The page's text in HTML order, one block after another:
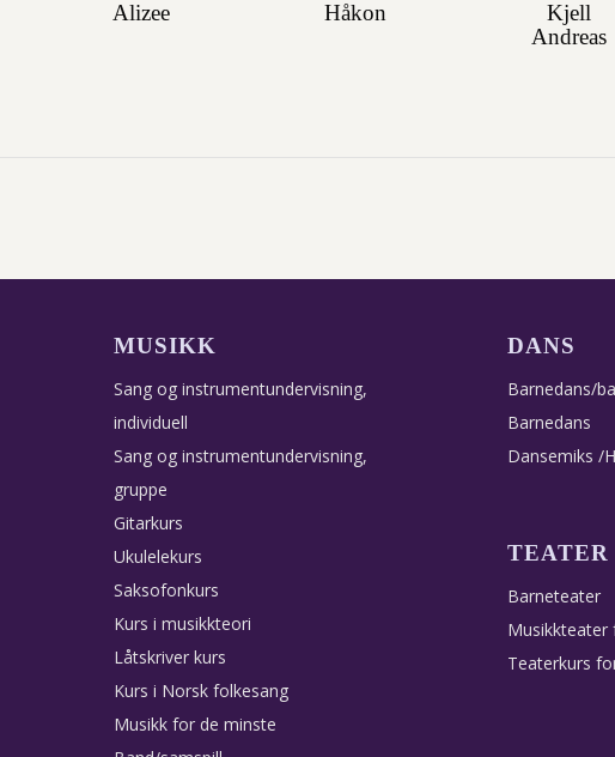
Alizee Håkon
Kjell
Andreas
MUSIKK
Sang og instrumentundervisning,
individuell
Sang og instrumentundervisning,
gruppe
Gitarkurs
Ukulelekurs
Saksofonkurs
Kurs i musikkteori
Låtskriver kurs
Kurs i Norsk folkesang
Musikk for de minste
DANS
Barnedans/
Barnedans
Dansemiks /
TEATER
Barneteater
Musikkteater
Teaterkurs